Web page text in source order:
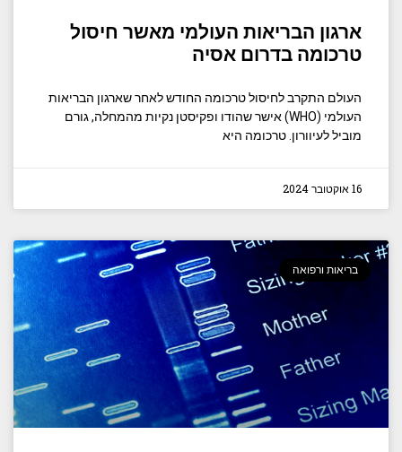
ארגון הבריאות העולמי מאשר חיסול
טרכומה בדרום אסיה
העולם התקרב לחיסול טרכומה החודש לאחר שארגון הבריאות
העולמי (WHO) אישר שהודו ופקיסטן נקיות מהמחלה, גורם
מוביל לעיוורון. טרכומה היא
16 אוקטובר 2024
בריאות ורפואה